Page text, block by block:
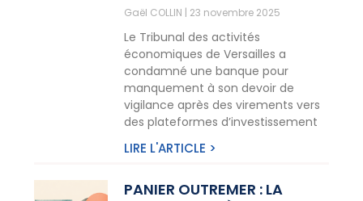
Gaël COLLIN 23 novembre 2025
Le Tribunal des activités
économiques de Versailles a
condamné une banque pour
manquement à son devoir de
vigilance après des virements vers
des plateformes d’investissement
LIRE L'ARTICLE >
PANIER OUTREMER : LA